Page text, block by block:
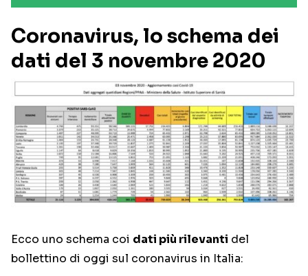
Coronavirus, lo schema dei
dati del 3 novembre 2020
Ecco uno schema coi dati più rilevanti del
bollettino di oggi sul coronavirus in Italia: